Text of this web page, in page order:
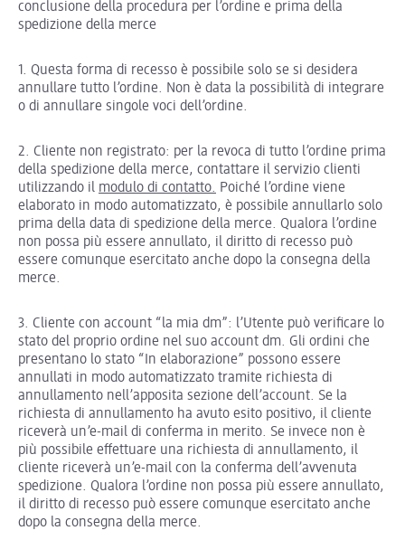
conclusione della procedura per l’ordine e prima della
spedizione della merce
1. Questa forma di recesso è possibile solo se si desidera
annullare tutto l’ordine. Non è data la possibilità di integrare
o di annullare singole voci dell’ordine.
2. Cliente non registrato: per la revoca di tutto l’ordine prima
della spedizione della merce, contattare il servizio clienti
utilizzando il modulo di contatto. Poiché l’ordine viene
elaborato in modo automatizzato, è possibile annullarlo solo
prima della data di spedizione della merce. Qualora l’ordine
non possa più essere annullato, il diritto di recesso può
essere comunque esercitato anche dopo la consegna della
merce.
3. Cliente con account “la mia dm”: l’Utente può verificare lo
stato del proprio ordine nel suo account dm. Gli ordini che
presentano lo stato “In elaborazione” possono essere
annullati in modo automatizzato tramite richiesta di
annullamento nell’apposita sezione dell’account. Se la
richiesta di annullamento ha avuto esito positivo, il cliente
riceverà un’e-mail di conferma in merito. Se invece non è
più possibile effettuare una richiesta di annullamento, il
cliente riceverà un’e-mail con la conferma dell’avvenuta
spedizione. Qualora l’ordine non possa più essere annullato,
il diritto di recesso può essere comunque esercitato anche
dopo la consegna della merce.